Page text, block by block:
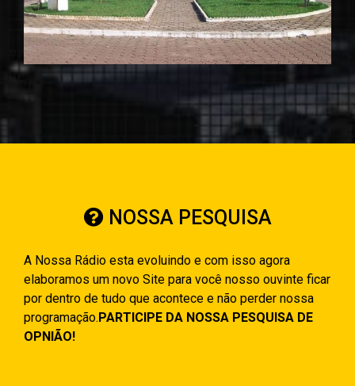
NOSSA PESQUISA
A Nossa Rádio esta evoluindo e com isso agora
elaboramos um novo Site para você nosso ouvinte ficar
por dentro de tudo que acontece e não perder nossa
programação. PARTICIPE DA NOSSA PESQUISA DE
OPNIÃO!